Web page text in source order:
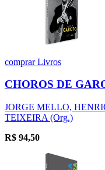
comprarLivros
CHOROS DE
JORGE MELLO,
TEIXEIRA (Org.)
R$ 94,50